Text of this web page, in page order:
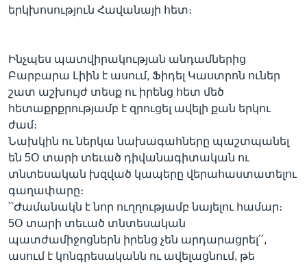
երկխոսություն Հավանայի հետ։
Ինչպես պատվիրակության անդամներից
Բարբարա Լիին է ասում, Ֆիդել Կաստրոն ուներ
շատ աշխույժ տեսք ու իրենց հետ մեծ
հետաքրքրությամբ է զրուցել ավելի քան երկու
ժամ։
Նախկին ու ներկա նախագահները պաշտպանել
են 5Օ տարի տեւած դիվանագիտական ու
տնտեսական խզված կապերը վերահաստատելու
գաղափարը։
՝՝Ժամանակն է նոր ուղղությամբ նայելու համար։
5Օ տարի տեւած տնտեսական
պատժամիջոցներն իրենց չեն արդարացրել՛՛,
ասում է կոնգրեսականն ու ավելացնում, թե